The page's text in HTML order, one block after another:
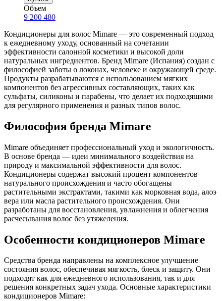
Объем
9 200 480
Кондиционеры для волос Mimare — это современный подход
к ежедневному уходу, основанный на сочетании
эффективности салонной косметики и высокой доли
натуральных ингредиентов. Бренд Mimare (Испания) создан с
философией заботы о локонах, человеке и окружающей среде.
Продукты разрабатываются с использованием мягких
компонентов без агрессивных составляющих, таких как
сульфаты, силиконы и парабены, что делает их подходящими
для регулярного применения и разных типов волос.
Философия бренда Mimare
Mimare объединяет профессиональный уход и экологичность.
В основе бренда — идеи минимального воздействия на
природу и максимальной эффективности для волос.
Кондиционеры содержат высокий процент компонентов
натурального происхождения и часто обогащены
растительными экстрактами, такими как морковная вода, алоэ
вера или масла растительного происхождения. Они
разработаны для восстановления, увлажнения и облегчения
расчесывания волос без утяжеления.
Особенности кондиционеров Mimare
Средства бренда направлены на комплексное улучшение
состояния волос, обеспечивая мягкость, блеск и защиту. Они
подходят как для ежедневного использования, так и для
решения конкретных задач ухода. Основные характеристики
кондиционеров Mimare: